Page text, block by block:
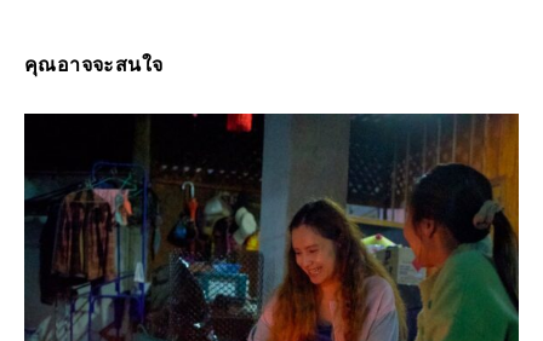
คุณอาจจะสนใจ